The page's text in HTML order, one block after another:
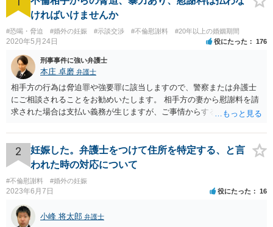
ければいけませんか
#恐喝・脅迫 #婚外の妊娠 #示談交渉 #不倫慰謝料 #20年以上の婚姻期間
2020年5月24日 役にたった 176
刑事事件に強い弁護士
本庄 卓磨 弁護士
相手方の行為は脅迫罪や強要罪に該当しますので、警察または弁護士
にご相談されることをお勧めいたします。 相手方の妻から慰謝料を請
求された場合は支払い義務が生じますが、ご事情からすると減額交渉
2
妊娠した。弁護士をつけて住所を特定する、と言
われた時の対応について
#不倫慰謝料 #婚外の妊娠
2023年6月7日 役にたった 16
小峰 将太郎 弁護士